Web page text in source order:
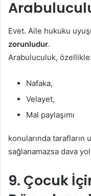
Evet. Aile hukuku
zorunludur.
Arabuluculuk, özellikle:
Nafaka,
Velayet,
Mal paylaşımı
konularında tarafların
sağlanamazsa dava
9. Çocuk